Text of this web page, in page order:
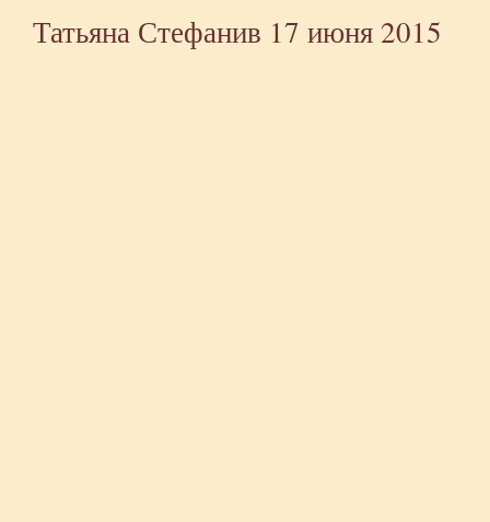
Татьяна Стефанив 17 июня 2015